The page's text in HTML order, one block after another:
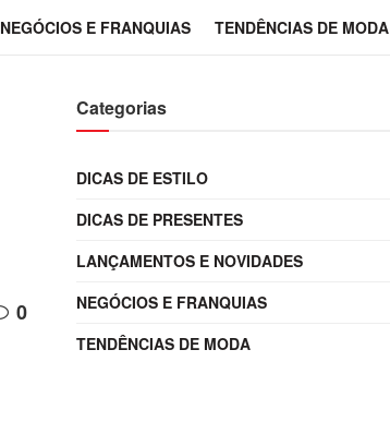
NEGÓCIOS E FRANQUIAS TENDÊNCIAS DE MODA
0
Categorias
DICAS DE ESTILO
DICAS DE PRESENTES
LANÇAMENTOS E NOVIDADES
NEGÓCIOS E FRANQUIAS
TENDÊNCIAS DE MODA